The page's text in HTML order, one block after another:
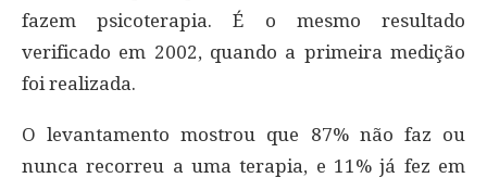
fazem psicoterapia. É o mesmo resultado
verificado em 2002, quando a primeira medição
foi realizada.
O levantamento mostrou que 87% não faz ou
nunca recorreu a uma terapia, e 11% já fez em